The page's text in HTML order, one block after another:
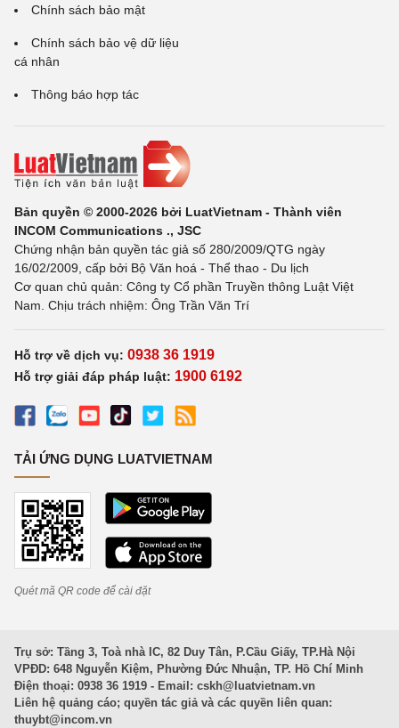
Chính sách bảo mật
Chính sách bảo vệ dữ liệu
cá nhân
Thông báo hợp tác
Bản quyền © 2000-2026 bởi LuatVietnam - Thành viên
INCOM Communications ., JSC
Chứng nhận bản quyền tác giả số 280/2009/QTG ngày
16/02/2009, cấp bởi Bộ Văn hoá - Thể thao - Du lịch
Cơ quan chủ quản: Công ty Cổ phần Truyền thông Luật Việt
Nam. Chịu trách nhiệm: Ông Trần Văn Trí
Hỗ trợ về dịch vụ: 0938 36 1919
Hỗ trợ giải đáp pháp luật: 1900 6192
TẢI ỨNG DỤNG LUATVIETNAM
Quét mã QR code để cài đặt
Trụ sở: Tầng 3, Toà nhà IC, 82 Duy Tân, P.Cầu Giấy, TP.Hà Nội
VPĐD: 648 Nguyễn Kiệm, Phường Đức Nhuận, TP. Hồ Chí Minh
Điện thoại: 0938 36 1919 - Email: cskh@luatvietnam.vn
Liên hệ quảng cáo; quyền tác giả và các quyền liên quan:
thuybt@incom.vn